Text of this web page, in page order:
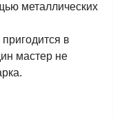
металлических
в
мастер не